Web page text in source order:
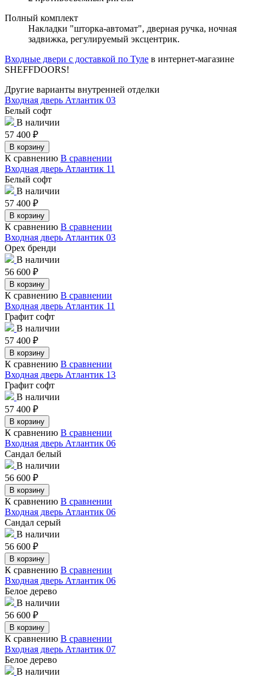
Полный комплект
Накладки "шторка-автомат", дверная ручка, ночная
задвижка, регулируемый эксцентрик.
Входные двери с доставкой по Туле в интернет-магазине
SHEFFDOORS!
Другие варианты внутренней отделки
Входная дверь Атлантик 03
Белый софт
В наличии
57 400 ₽
В корзину
К сравнению В сравнении
Входная дверь Атлантик 11
Белый софт
В наличии
57 400 ₽
В корзину
К сравнению В сравнении
Входная дверь Атлантик 03
Орех бренди
В наличии
56 600 ₽
В корзину
К сравнению В сравнении
Входная дверь Атлантик 11
Графит софт
В наличии
57 400 ₽
В корзину
К сравнению В сравнении
Входная дверь Атлантик 13
Графит софт
В наличии
57 400 ₽
В корзину
К сравнению В сравнении
Входная дверь Атлантик 06
Сандал белый
В наличии
56 600 ₽
В корзину
К сравнению В сравнении
Входная дверь Атлантик 06
Сандал серый
В наличии
56 600 ₽
В корзину
К сравнению В сравнении
Входная дверь Атлантик 06
Белое дерево
В наличии
56 600 ₽
В корзину
К сравнению В сравнении
Входная дверь Атлантик 07
Белое дерево
В наличии